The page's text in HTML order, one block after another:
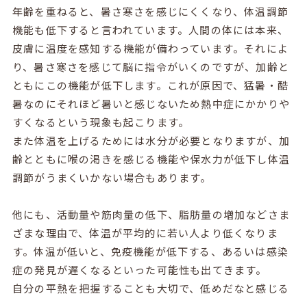
年齢を重ねると、暑さ寒さを感じにくくなり、体温調節
機能も低下すると言われています。人間の体には本来、
皮膚に温度を感知する機能が備わっています。それによ
り、暑さ寒さを感じて脳に指令がいくのですが、加齢と
ともにこの機能が低下します。これが原因で、猛暑・酷
暑なのにそれほど暑いと感じないため熱中症にかかりや
すくなるという現象も起こります。
また体温を上げるためには水分が必要となりますが、加
齢とともに喉の渇きを感じる機能や保水力が低下し体温
調節がうまくいかない場合もあります。
他にも、活動量や筋肉量の低下、脂肪量の増加などさま
ざまな理由で、体温が平均的に若い人より低くなりま
す。体温が低いと、免疫機能が低下する、あるいは感染
症の発見が遅くなるといった可能性も出てきます。
自分の平熱を把握することも大切で、低めだなと感じる